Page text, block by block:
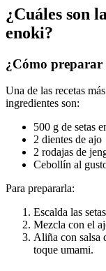
¿Cuáles son
enoki?
¿Cómo preparar
Una de las recetas
ingredientes son:
500 g de setas
2 dientes de ajo
2 rodajas de
Cebollín al
Para prepararla:
Escalda las
Mezcla con el
Aliña con salsa
toque umami.